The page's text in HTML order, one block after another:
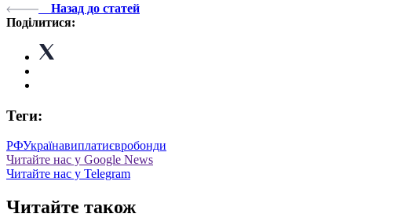
Назад до статей
Поділитися:
Теги:
РФУкраїнавиплатиєвробонди
Читайте нас у Google News
Читайте нас у Telegram
Читайте також